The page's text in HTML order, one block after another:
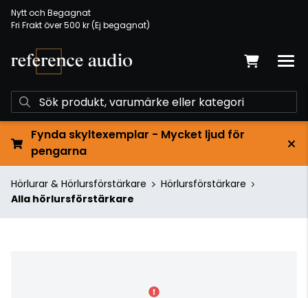
Nytt och Begagnat
Fri Frakt över 500 kr (Ej begagnat)
Fynda skyltexemplar - Mycket ljud för
pengarna
Hörlurar & Hörlursförstärkare
Hörlursförstärkare
Alla hörlursförstärkare